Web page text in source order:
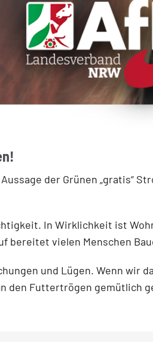
der Grünen „gratis“
In Wirklichkeit ist
bereitet vielen Menschen
und Lügen. Wenn wir
den Futtertrögen gemütlich